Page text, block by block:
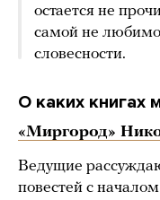
остается не
самой не
словесности.
О каких книгах
«Миргород»
Ведущие
повестей с